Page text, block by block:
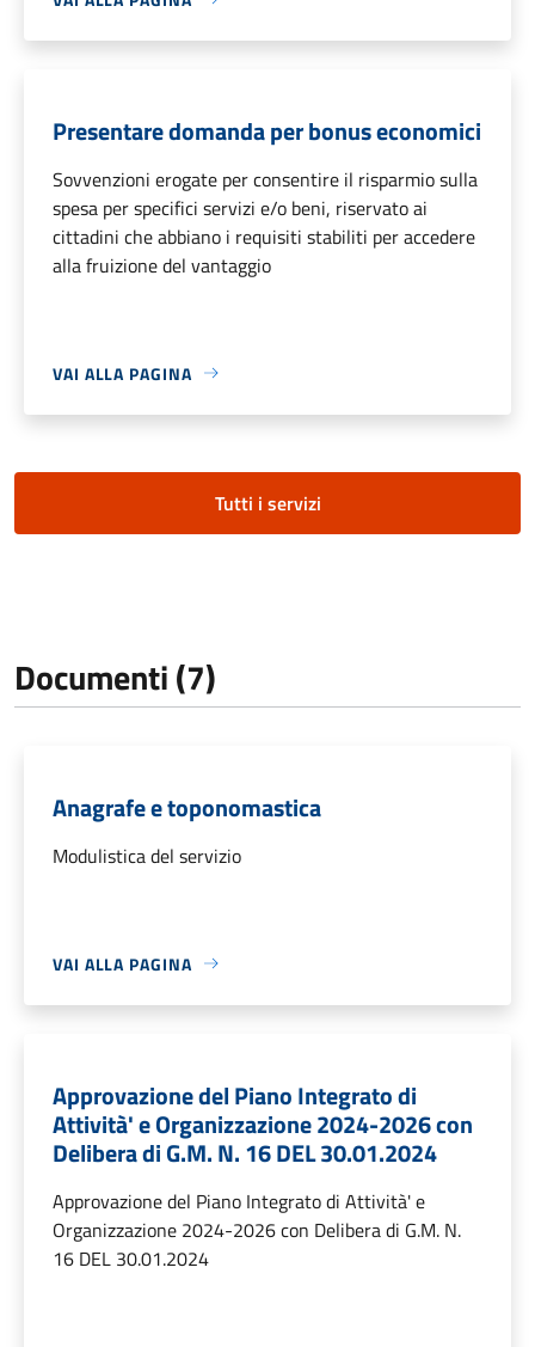
Presentare domanda per bonus economici
Sovvenzioni erogate per consentire il risparmio sulla
spesa per specifici servizi e/o beni, riservato ai
cittadini che abbiano i requisiti stabiliti per accedere
alla fruizione del vantaggio
VAI ALLA PAGINA
Tutti i servizi
Documenti (7)
Anagrafe e toponomastica
Modulistica del servizio
VAI ALLA PAGINA
Approvazione del Piano Integrato di
Attività' e Organizzazione 2024-2026 con
Delibera di G.M. N. 16 DEL 30.01.2024
Approvazione del Piano Integrato di Attività' e
Organizzazione 2024-2026 con Delibera di G.M. N.
16 DEL 30.01.2024